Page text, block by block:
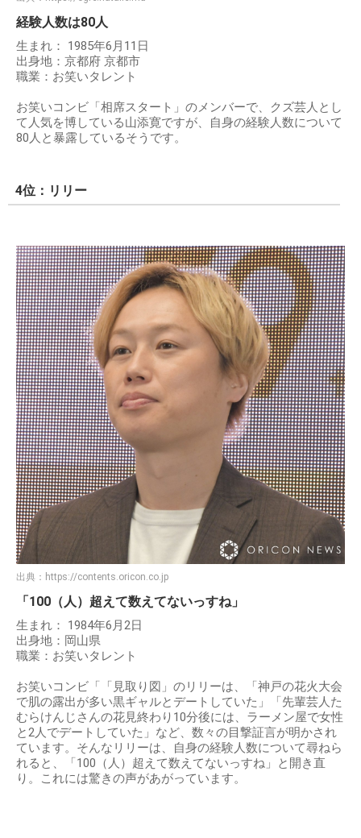
経験人数は80人
生まれ： 1985年6月11日
出身地：京都府 京都市
職業：お笑いタレント
お笑いコンビ「相席スタート」のメンバーで、クズ芸人とし
て人気を博している山添寛ですが、自身の経験人数について
80人と暴露しているそうです。
4位：リリー
出典： https://contents.oricon.co.jp
「100（人）超えて数えてないっすね」
生まれ： 1984年6月2日
出身地：岡山県
職業：お笑いタレント
お笑いコンビ「「見取り図」のリリーは、「神戸の花火大会
で肌の露出が多い黒ギャルとデートしていた」「先輩芸人た
むらけんじさんの花見終わり10分後には、ラーメン屋で女性
と2人でデートしていた」など、数々の目撃証言が明かされ
ています。そんなリリーは、自身の経験人数について尋ねら
れると、「100（人）超えて数えてないっすね」と開き直
り。これには驚きの声があがっています。